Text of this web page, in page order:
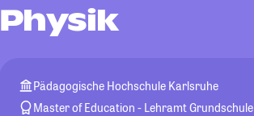
Physik
Pädagogische Hochschule Karlsruhe
Master of Education - Lehramt Grundschule